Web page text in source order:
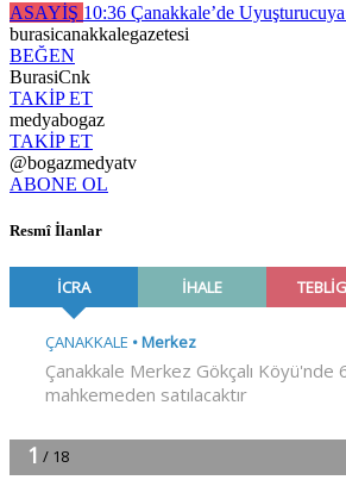
ASAYİŞ 10:36 Çanakkale’de
burasicanakkalegazetesi
BEĞEN
BurasiCnk
TAKİP ET
medyabogaz
TAKİP ET
@bogazmedyatv
ABONE OL
Resmî İlanlar